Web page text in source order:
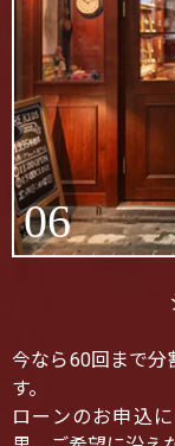
06
今なら60回まで分
す。
ローンのお申込